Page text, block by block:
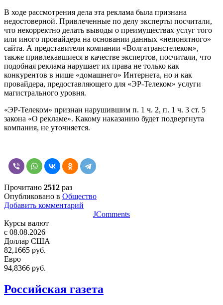
В ходе рассмотрения дела эта реклама была признана
недостоверной. Привлеченные по делу эксперты посчитали,
что некорректно делать выводы о преимуществах услуг того
или иного провайдера на основании данных «непонятного»
сайта. А представители компании «Волгатранстелеком»,
также привлекавшиеся в качестве экспертов, посчитали, что
подобная реклама нарушает их права не только как
конкурентов в нише «домашнего» Интернета, но и как
провайдера, предоставляющего для «ЭР-Телеком» услуги
магистрального уровня.
«ЭР-Телеком» признан нарушившим п. 1 ч. 2, п. 1 ч. 3 ст. 5
закона «О рекламе». Какому наказанию будет подвергнута
компания, не уточняется.
Прочитано 2512 раз
Опубликовано в Общество
Добавить комментарий
JComments
Курсы валют
c 08.08.2026
Доллар США
82,1665 руб.
Евро
94,8366 руб.
Российская газета